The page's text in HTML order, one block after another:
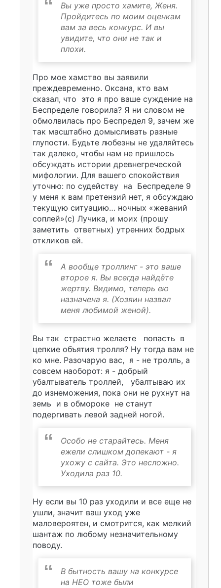
Вы уже просто хамите, Женя.
Пройдитесь по моим оценкам
вам за весь конкурс. И вы
увидите, что они не так и
плохи.
Про мое хамство вы заявили
преждевременно. Оксана, кто вам
сказал, что это я про ваше суждение на
Беспределе говорила? Я ни словом не
обмолвилась про Беспредел 9, зачем же
так масштабно домысливать разные
глупости. Будьте любезны не удаляйтесь
так далеко, чтобы нам не пришлось
обсуждать истории древнегреческой
мифологии. Для вашего спокойствия
уточню: по судейству на Беспределе 9
у меня к вам претензий нет, я обсуждаю
текущую ситуацию… ночных «жеваний
соплей»(с) Лучика, и моих (прошу
заметить ответных) утренних бодрых
откликов ей.
А вообще троллинг - это ваше
второе я. Вы всегда найдёте
жертву. Видимо, теперь ею
назначена я. (Хозяин назвал
меня любимой женой).
Вы так страстно желаете попасть в
цепкие объятия тролля? Ну тогда вам не
ко мне. Разочарую вас, я - не тролль, а
совсем наоборот: я - добрый
убалтыватель троллей,
убалтываю их
до изнеможения, пока они не рухнут на
земь и в обмороке не станут
подергивать левой задней ногой.
Особо не старайтесь. Меня
ежели слишком допекают - я
ухожу с сайта. Это несложно.
Уходила раз 10.
Ну если вы 10 раз уходили и все еще не
ушли, значит ваш уход уже
маловероятен, и смотрится, как мелкий
шантаж по любому незначительному
поводу.
В бытность вашу на конкурсе
на НЕО тоже были